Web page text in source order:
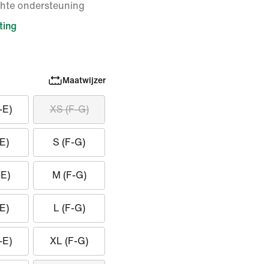
ondersteuning
Maatwijzer
E) XS (F-G)
S (F-G)
M (F-G)
L (F-G)
E) XL (F-G)